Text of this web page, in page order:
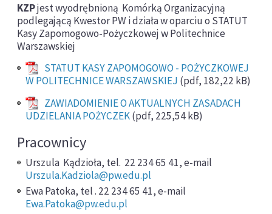
KZPjest wyodrębnioną Komórką Organizacyjną
podlegającą Kwestor PW i działa w oparciu o STATUT
Kasy Zapomogowo-Pożyczkowej w Politechnice
Warszawskiej
STATUT KASY ZAPOMOGOWO - POŻYCZKOWEJ
W POLITECHNICE WARSZAWSKIEJ (pdf, 182,22 kB)
ZAWIADOMIENIE O AKTUALNYCH ZASADACH
UDZIELANIA POŻYCZEK(pdf, 225,54 kB)
Pracownicy
Urszula Kądzioła, tel. 22 234 65 41, e-mail
Urszula.Kadziola@pw.edu.pl
Ewa Patoka, tel . 22 234 65 41, e-mail
Ewa.Patoka@pw.edu.pl